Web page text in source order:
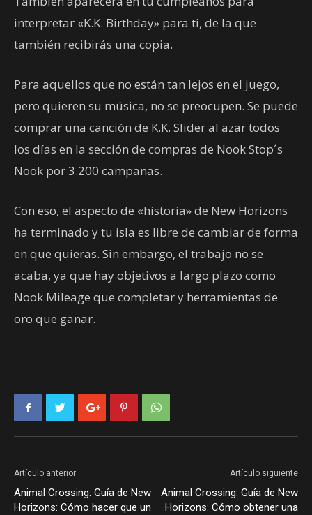
interpretar «K.K. Birthday» para ti, de la que
también recibirás una copia.
Para aquellos que no están tan lejos en el juego,
pero quieren su música, no se preocupen. Se puede
comprar una canción de K.K. Slider al azar todos
los días en la sección de compras de Nook Stop´s
Nook por 3.200 campanas.
Con eso, el aspecto de «historia» de New Horizons
ha terminado y tu isla es libre de cambiar de forma
en que quieras. Sin embargo, el trabajo no se
acaba, ya que hay objetivos a largo plazo como
Nook Mileage que completar y herramientas de
oro que ganar.
Artículo anterior
Animal Crossing: Guía de New
Horizons: Cómo hacer que un
Artículo siguiente
Animal Crossing: Guía de New
Horizons: Cómo obtener una